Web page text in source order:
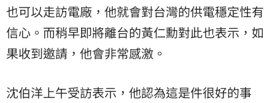
也可以走訪電廠，他就會對台灣的供電穩定性有
信心。而稍早即將離台的黃仁勳對此也表示，如
果收到邀請，他會非常感激。
沈伯洋上午受訪表示，他認為這是件很好的事